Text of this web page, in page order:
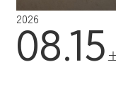
2026
08.15